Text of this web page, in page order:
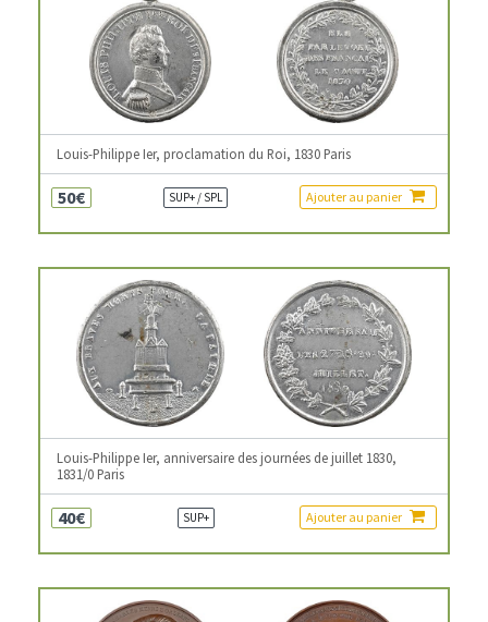
Louis-Philippe Ier, proclamation du Roi, 1830 Paris
50€ SUP+ / SPL Ajouter au panier
Louis-Philippe Ier, anniversaire des journées de juillet 1830,
1831/0 Paris
40€ SUP+ Ajouter au panier